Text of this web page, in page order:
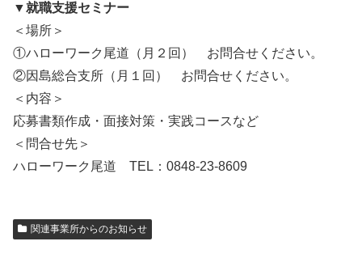
▼就職支援セミナー
＜場所＞
①ハローワーク尾道（月２回） お問合せください。
②因島総合支所（月１回） お問合せください。
＜内容＞
応募書類作成・面接対策・実践コースなど
＜問合せ先＞
ハローワーク尾道 TEL：0848-23-8609
関連事業所からのお知らせ